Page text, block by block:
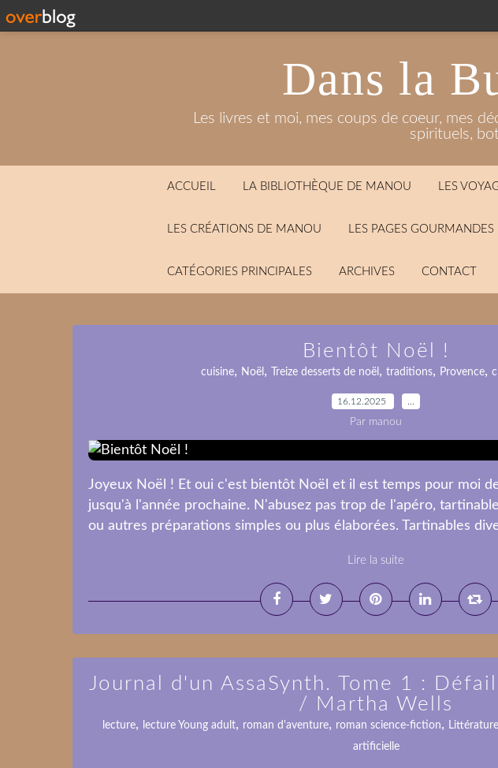
Dans la
Les livres et moi, mes coups de coeur, mes
spirituels,
ACCUEIL LA BIBLIOTHÈQUE DE MANOU LES
LES CRÉATIONS DE MANOU LES PAGES
CATÉGORIES PRINCIPALES ARCHIVES CONTACT
Bientôt Noël !
cuisine, Noël, Treize desserts de noël, traditions, Provence,
16.12.2025
Par manou
Joyeux Noël ! Et oui c'est bientôt Noël et il est temps pour moi
jusqu'à l'année prochaine. N'abusez pas trop de l'apéro,
ou autres préparations simples ou plus élaborées. Tartinables
Lire la suite
Journal d'un AssaSynth. Tome 1 :
/ Martha Wells
lecture, lecture Young adult, roman d'aventure, roman science-fiction,
artificielle